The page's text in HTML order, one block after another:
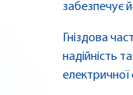
забезпечує
Гніздова
надійність
електричної